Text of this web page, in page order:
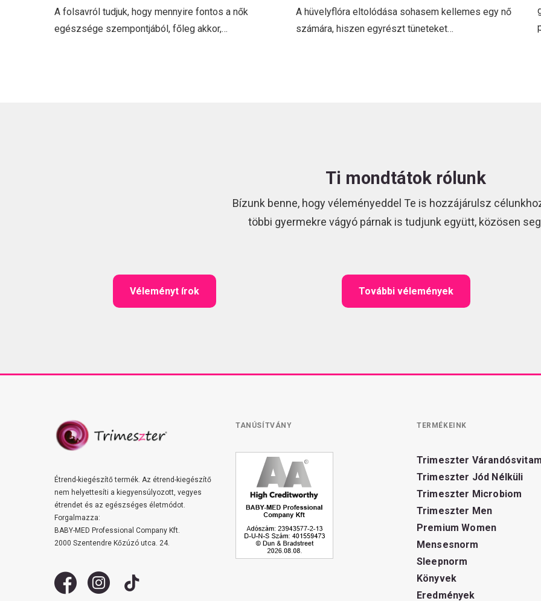
A folsavról tudjuk, hogy mennyire fontos a nők
egészsége szempontjából, főleg akkor,…
A hüvelyflóra eltolódása sohasem kellemes egy nő
számára, hiszen egyrészt tüneteket…
Ti mondtátok rólunk
Bízunk benne, hogy véleményeddel Te is hozzájárulsz
többi gyermekre vágyó párnak is tudjunk együtt, közösen
Véleményt írok További vélemények
Étrend-kiegészítő termék. Az étrend-kiegészítő
nem helyettesíti a kiegyensúlyozott, vegyes
étrendet és az egészséges életmódot.
Forgalmazza:
BABY-MED Professional Company Kft.
2000 Szentendre Kőzúzó utca. 24.
TANÚSÍTVÁNY TERMÉKEINK
Trimeszter
Trimeszter Jód Nélküli
Trimeszter Microbiom
Trimeszter Men
Premium Women
Mensesnorm
Sleepnorm
Könyvek
Eredmények